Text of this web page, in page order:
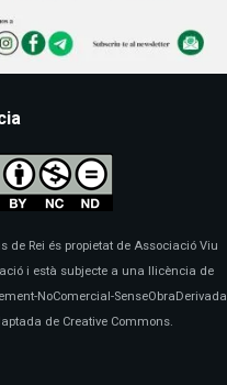
de Rei és propietat de Associació Viu
i està subjecte a una llicència de
NoComercial-SenseObraDerivada
de Creative Commons.